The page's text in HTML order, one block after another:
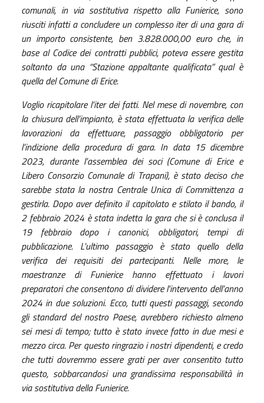
comunali, in via sostitutiva rispetto alla Funierice, sono
riusciti infatti a concludere un complesso iter di una gara di
un importo consistente, ben 3.828.000,00 euro che, in
base al Codice dei contratti pubblici, poteva essere gestita
soltanto da una “Stazione appaltante qualificata” qual è
quella del Comune di Erice.
Voglio ricapitolare l’iter dei fatti. Nel mese di novembre, con
la chiusura dell’impianto, è stata effettuata la verifica delle
lavorazioni da effettuare, passaggio obbligatorio per
l’indizione della procedura di gara. In data 15 dicembre
2023, durante l’assemblea dei soci (Comune di Erice e
Libero Consorzio Comunale di Trapani), è stato deciso che
sarebbe stata la nostra Centrale Unica di Committenza a
gestirla. Dopo aver definito il capitolato e stilato il bando, il
2 febbraio 2024 è stata indetta la gara che si è conclusa il
19 febbraio dopo i canonici, obbligatori, tempi di
pubblicazione. L’ultimo passaggio è stato quello della
verifica dei requisiti dei partecipanti. Nelle more, le
maestranze di Funierice hanno effettuato i lavori
preparatori che consentono di dividere l'intervento dell’anno
2024 in due soluzioni. Ecco, tutti questi passaggi, secondo
gli standard del nostro Paese, avrebbero richiesto almeno
sei mesi di tempo; tutto è stato invece fatto in due mesi e
mezzo circa. Per questo ringrazio i nostri dipendenti, e credo
che tutti dovremmo essere grati per aver consentito tutto
questo, sobbarcandosi una grandissima responsabilità in
via sostitutiva della Funierice.